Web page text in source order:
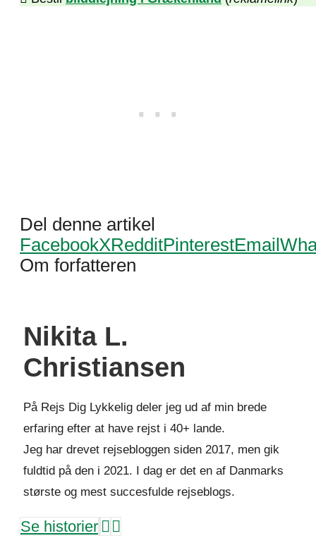
Del denne artikel
FacebookXRedditPinterestEmail
Om forfatteren
Nikita L.
Christiansen
På Rejs Dig Lykkelig deler jeg ud af min brede
erfaring efter at have rejst i 40+ lande.
Jeg har drevet rejsebloggen siden 2017, men gik
fuldtid på den i 2021. I dag er det en af Danmarks
største og mest succesfulde rejseblogs.
Se historier